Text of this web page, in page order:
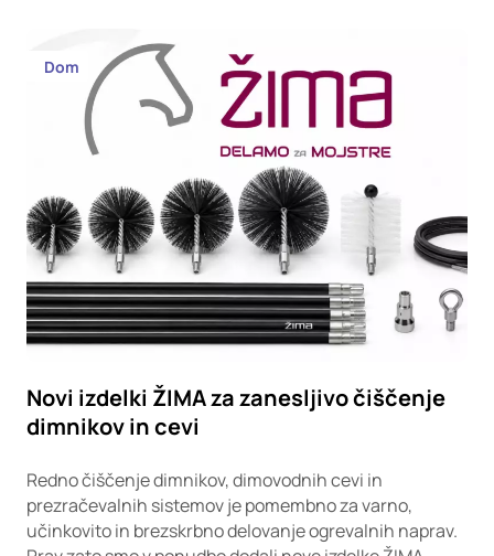
Dom
Novi izdelki ŽIMA za zanesljivo čiščenje
dimnikov in cevi
Redno čiščenje dimnikov, dimovodnih cevi in
prezračevalnih sistemov je pomembno za varno,
učinkovito in brezskrbno delovanje ogrevalnih naprav.